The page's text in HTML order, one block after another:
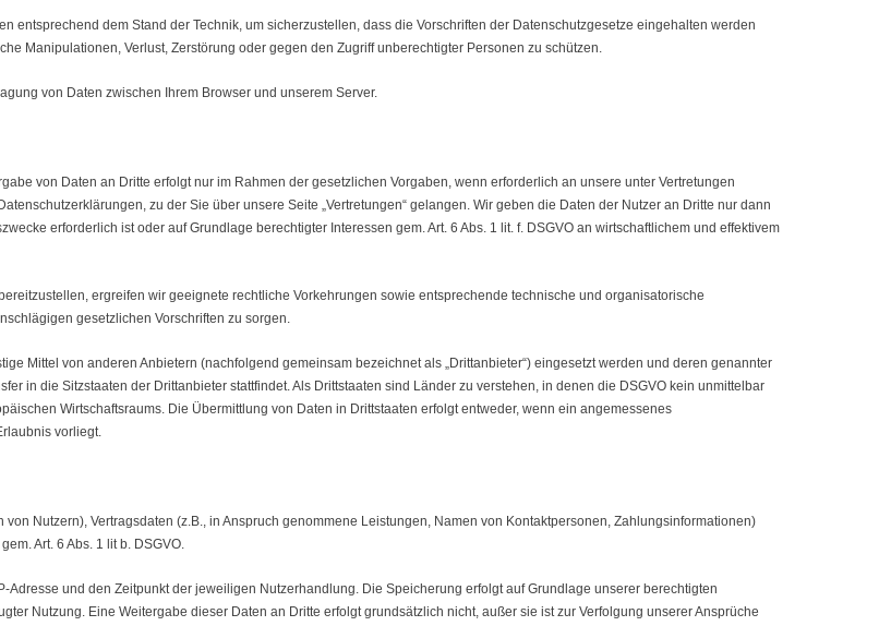
entsprechend dem Stand der Technik, um sicherzustellen, dass die Vorschriften der Datenschutzgesetze eingehalten werden
Manipulationen, Verlust, Zerstörung oder gegen den Zugriff unberechtigter Personen zu schützen.
von Daten zwischen Ihrem Browser und unserem Server.
von Daten an Dritte erfolgt nur im Rahmen der gesetzlichen Vorgaben, wenn erforderlich an unsere unter Vertretungen
zu der Sie über unsere Seite „Vertretungen“ gelangen. Wir geben die Daten der Nutzer an Dritte nur dann
erforderlich ist oder auf Grundlage berechtigter Interessen gem. Art. 6 Abs. 1 lit. f. DSGVO an wirtschaftlichem und effektivem
ergreifen wir geeignete rechtliche Vorkehrungen sowie entsprechende technische und organisatorische
gesetzlichen Vorschriften zu sorgen.
Mittel von anderen Anbietern (nachfolgend gemeinsam bezeichnet als „Drittanbieter“) eingesetzt werden und deren genannter
in die Sitzstaaten der Drittanbieter stattfindet. Als Drittstaaten sind Länder zu verstehen, in denen die DSGVO kein unmittelbar
Wirtschaftsraums. Die Übermittlung von Daten in Drittstaaten erfolgt entweder, wenn ein angemessenes
vorliegt.
Nutzern), Vertragsdaten (z.B., in Anspruch genommene Leistungen, Namen von Kontaktpersonen, Zahlungsinformationen)
Art. 6 Abs. 1 lit b. DSGVO.
und den Zeitpunkt der jeweiligen Nutzerhandlung. Die Speicherung erfolgt auf Grundlage unserer berechtigten
Nutzung. Eine Weitergabe dieser Daten an Dritte erfolgt grundsätzlich nicht, außer sie ist zur Verfolgung unserer Ansprüche